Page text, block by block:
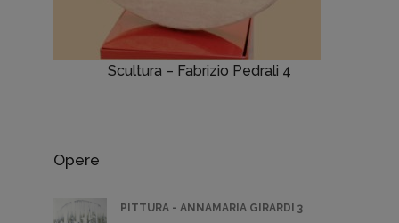
Scultura – Fabrizio Pedrali 4
Opere
PITTURA - ANNAMARIA GIRARDI 3